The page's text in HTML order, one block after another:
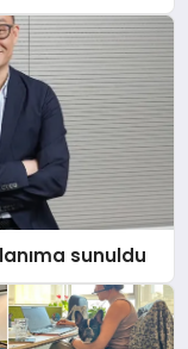
sunuldu